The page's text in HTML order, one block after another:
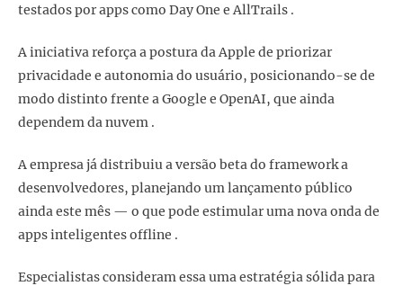
testados por apps como Day One e AllTrails .
A iniciativa reforça a postura da Apple de priorizar
privacidade e autonomia do usuário, posicionando-se de
modo distinto frente a Google e OpenAI, que ainda
dependem da nuvem .
A empresa já distribuiu a versão beta do framework a
desenvolvedores, planejando um lançamento público
ainda este mês — o que pode estimular uma nova onda de
apps inteligentes offline .
Especialistas consideram essa uma estratégia sólida para